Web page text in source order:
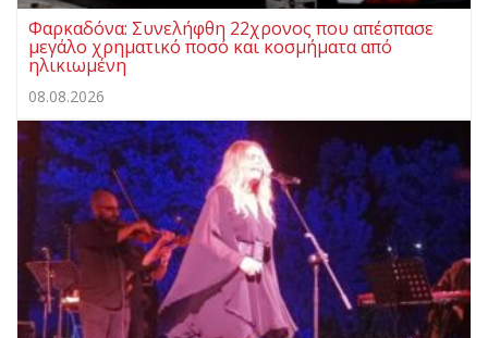
Φαρκαδόνα: Συνελήφθη 22χρονος που απέσπασε
μεγάλο χρηματικό ποσό και κοσμήματα από
ηλικιωμένη
08.08.2026